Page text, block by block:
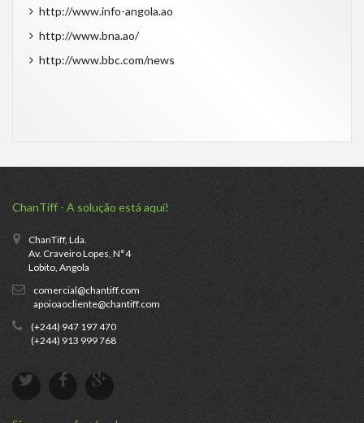
http://www.info-angola.ao
http://www.bna.ao/
http://www.bbc.com/news
ChanTiff - A solução está aqui!
ChanTiff, Lda.
Av. Craveiro Lopes, N°4
Lobito, Angola
comercial@chantiff.com
apoioaocliente@chantiff.com
(+244) 947 197 470
(+244) 913 999 768